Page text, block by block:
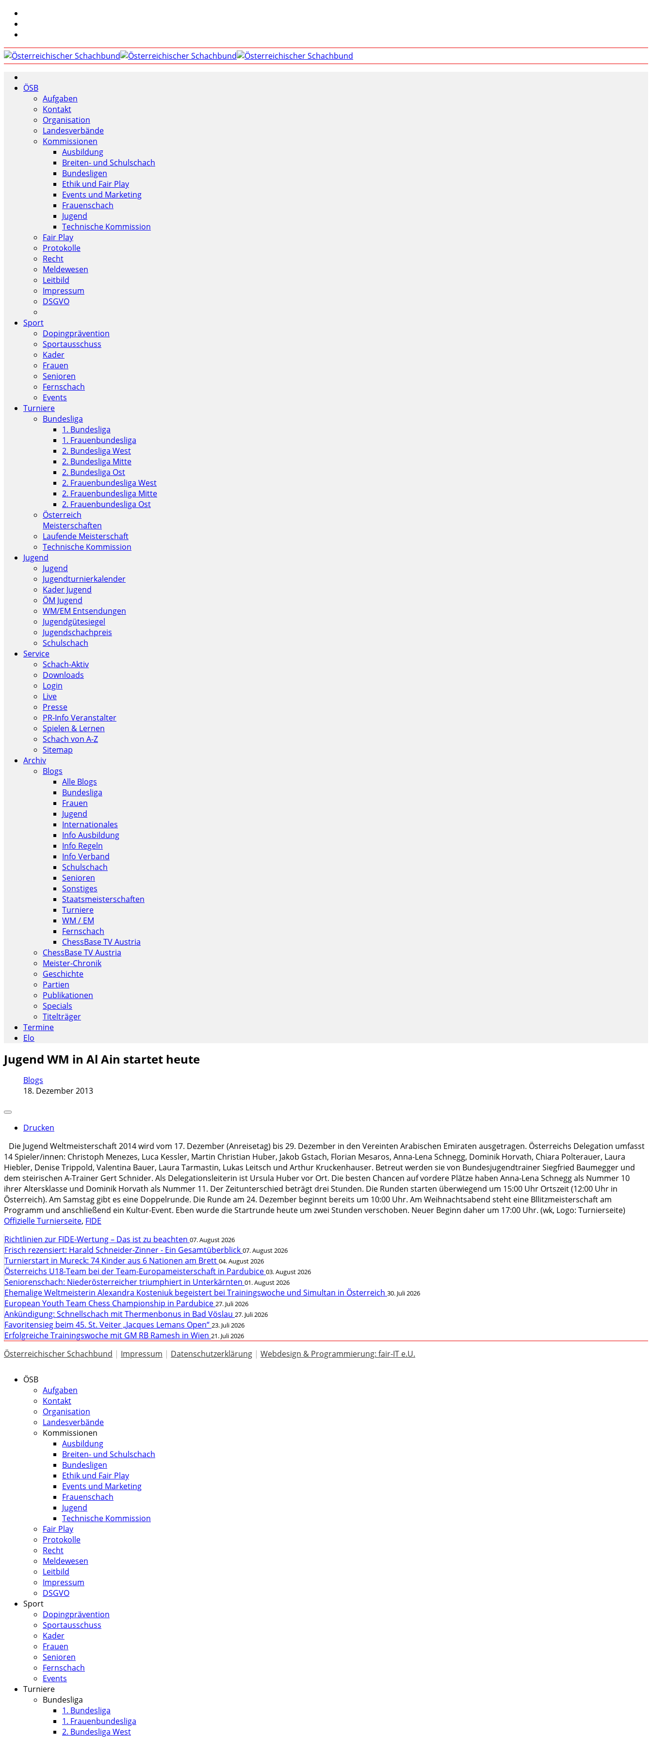
ÖSB
Aufgaben
Kontakt
Organisation
Landesverbände
Kommissionen
Ausbildung
Breiten- und Schulschach
Bundesligen
Ethik und Fair Play
Events und Marketing
Frauenschach
Jugend
Technische Kommission
Fair Play
Protokolle
Recht
Meldewesen
Leitbild
Impressum
DSGVO
Sport
Dopingprävention
Sportausschuss
Kader
Frauen
Senioren
Fernschach
Events
Turniere
Bundesliga
1. Bundesliga
1. Frauenbundesliga
2. Bundesliga West
2. Bundesliga Mitte
2. Bundesliga Ost
2. Frauenbundesliga West
2. Frauenbundesliga Mitte
2. Frauenbundesliga Ost
Österreich
Meisterschaften
Laufende Meisterschaft
Technische Kommission
Jugend
Jugend
Jugendturnierkalender
Kader Jugend
ÖM Jugend
WM/EM Entsendungen
Jugendgütesiegel
Jugendschachpreis
Schulschach
Service
Schach-Aktiv
Downloads
Login
Live
Presse
PR-Info Veranstalter
Spielen & Lernen
Schach von A-Z
Sitemap
Archiv
Blogs
Alle Blogs
Bundesliga
Frauen
Jugend
Internationales
Info Ausbildung
Info Regeln
Info Verband
Schulschach
Senioren
Sonstiges
Staatsmeisterschaften
Turniere
WM / EM
Fernschach
ChessBase TV Austria
ChessBase TV Austria
Meister-Chronik
Geschichte
Partien
Publikationen
Specials
Titelträger
Termine
Elo
Jugend WM in Al Ain startet heute
Blogs
18. Dezember 2013
Drucken
Die Jugend Weltmeisterschaft 2014 wird vom 17. Dezember (Anreisetag) bis 29. Dezember in den Vereinten Arabischen Emiraten ausgetragen. Österreichs Delegation umfasst
14 Spieler/innen: Christoph Menezes, Luca Kessler, Martin Christian Huber, Jakob Gstach, Florian Mesaros, Anna-Lena Schnegg, Dominik Horvath, Chiara Polterauer, Laura
Hiebler, Denise Trippold, Valentina Bauer, Laura Tarmastin, Lukas Leitsch und Arthur Kruckenhauser. Betreut werden sie von Bundesjugendtrainer Siegfried Baumegger und
dem steirischen A-Trainer Gert Schnider. Als Delegationsleiterin ist Ursula Huber vor Ort. Die besten Chancen auf vordere Plätze haben Anna-Lena Schnegg als Nummer 10
ihrer Altersklasse und Dominik Horvath als Nummer 11. Der Zeitunterschied beträgt drei Stunden. Die Runden starten überwiegend um 15:00 Uhr Ortszeit (12:00 Uhr in
Österreich). Am Samstag gibt es eine Doppelrunde. Die Runde am 24. Dezember beginnt bereits um 10:00 Uhr. Am Weihnachtsabend steht eine Bllitzmeisterschaft am
Programm und anschließend ein Kultur-Event. Eben wurde die Startrunde heute um zwei Stunden verschoben. Neuer Beginn daher um 17:00 Uhr. (wk, Logo: Turnierseite)
Offizielle Turnierseite, FIDE
Richtlinien zur FIDE-Wertung – Das ist zu beachten 07. August 2026
Frisch rezensiert: Harald Schneider-Zinner - Ein Gesamtüberblick 07. August 2026
Turnierstart in Mureck: 74 Kinder aus 6 Nationen am Brett 04. August 2026
Österreichs U18-Team bei der Team-Europameisterschaft in Pardubice 03. August 2026
Seniorenschach: Niederösterreicher triumphiert in Unterkärnten 01. August 2026
Ehemalige Weltmeisterin Alexandra Kosteniuk begeistert bei Trainingswoche und Simultan in Österreich 30. Juli 2026
European Youth Team Chess Championship in Pardubice 27. Juli 2026
Ankündigung: Schnellschach mit Thermenbonus in Bad Vöslau 27. Juli 2026
Favoritensieg beim 45. St. Veiter „Jacques Lemans Open“ 23. Juli 2026
Erfolgreiche Trainingswoche mit GM RB Ramesh in Wien 21. Juli 2026
Österreichischer Schachbund | Impressum | Datenschutzerklärung | Webdesign & Programmierung: fair-IT e.U.
ÖSB
Aufgaben
Kontakt
Organisation
Landesverbände
Kommissionen
Ausbildung
Breiten- und Schulschach
Bundesligen
Ethik und Fair Play
Events und Marketing
Frauenschach
Jugend
Technische Kommission
Fair Play
Protokolle
Recht
Meldewesen
Leitbild
Impressum
DSGVO
Sport
Dopingprävention
Sportausschuss
Kader
Frauen
Senioren
Fernschach
Events
Turniere
Bundesliga
1. Bundesliga
1. Frauenbundesliga
2. Bundesliga West